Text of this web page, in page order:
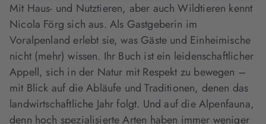
Mit Haus- und Nutztieren, aber auch Wildtieren kennt
Nicola Förg sich aus. Als Gastgeberin im
Voralpenland erlebt sie, was Gäste und Einheimische
nicht (mehr) wissen. Ihr Buch ist ein leidenschaftlicher
Appell, sich in der Natur mit Respekt zu bewegen –
mit Blick auf die Abläufe und Traditionen, denen das
landwirtschaftliche Jahr folgt. Und auf die Alpenfauna,
denn hoch spezialisierte Arten haben immer weniger